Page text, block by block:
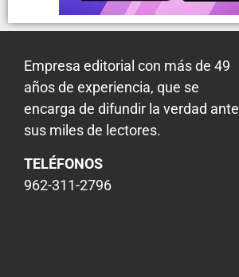
Empresa editorial con más de 49
años de experiencia, que se
encarga de difundir la verdad ante
sus miles de lectores.
TELÉFONOS
962-311-2796